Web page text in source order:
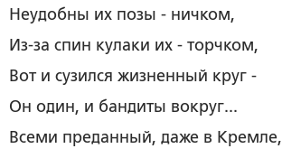
Неудобны их позы - ничком,
Из-за спин кулаки их - торчком,
Вот и сузился жизненный круг -
Он один, и бандиты вокруг...
Всеми преданный, даже в Кремле,